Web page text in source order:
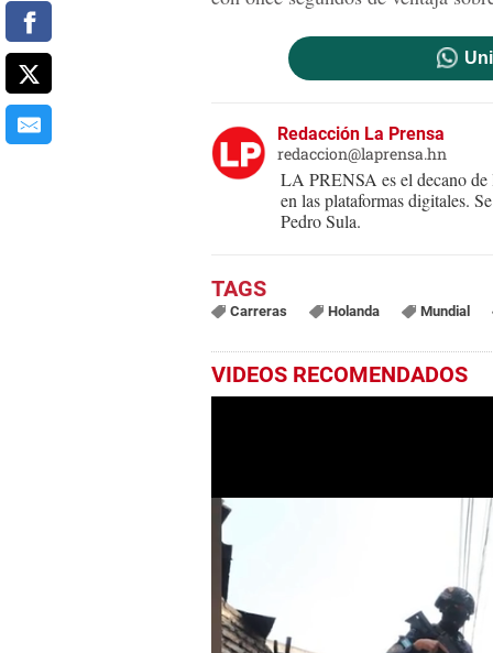
Redacción La Prensa
redaccion@laprensa.hn
LA PRENSA es el decano de
en las plataformas digitales.
Pedro Sula.
Carreras Holanda Mundial
VIDEOS RECOMENDADOS